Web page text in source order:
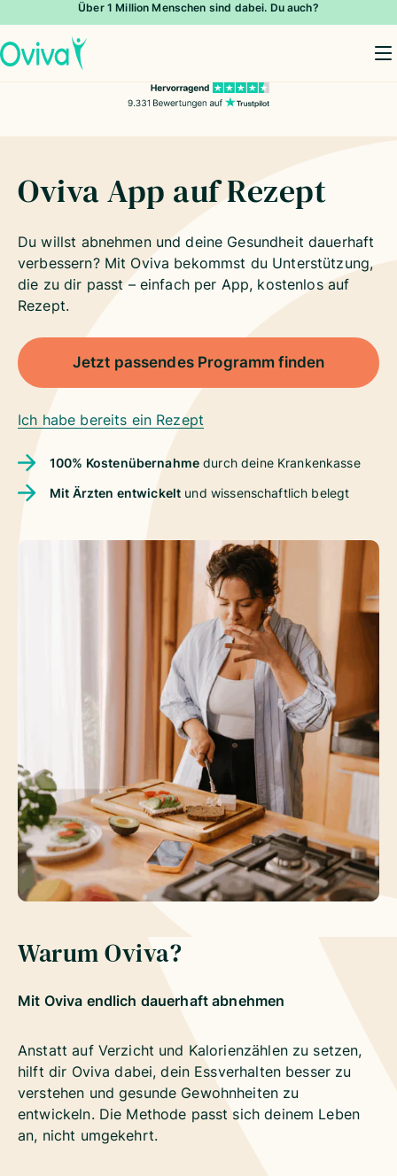
Über 1 Million Menschen sind dabei. Du auch?
Oviva App auf Rezept
Du willst abnehmen und deine Gesundheit dauerhaft
verbessern? Mit Oviva bekommst du Unterstützung,
die zu dir passt – einfach per App, kostenlos auf
Rezept.
Jetzt passendes Programm finden
Ich habe bereits ein Rezept
100% Kostenübernahme durch deine Krankenkasse
Mit Ärzten entwickelt und wissenschaftlich belegt
Warum Oviva?
Mit Oviva endlich dauerhaft abnehmen
Anstatt auf Verzicht und Kalorienzählen zu setzen,
hilft dir Oviva dabei, dein Essverhalten besser zu
verstehen und gesunde Gewohnheiten zu
entwickeln. Die Methode passt sich deinem Leben
an, nicht umgekehrt.